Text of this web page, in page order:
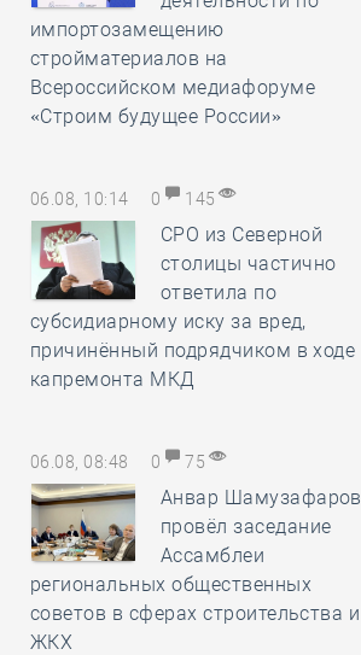
импортозамещению
стройматериалов на
Всероссийском медиафоруме
«Строим будущее России»
06.08, 10:14 0 145
СРО из Северной
столицы частично
ответила по
субсидиарному иску за вред,
причинённый подрядчиком в ходе
капремонта МКД
06.08, 08:48 0 75
Анвар Шамузафаров
провёл заседание
Ассамблеи
региональных общественных
советов в сферах строительства и
ЖКХ